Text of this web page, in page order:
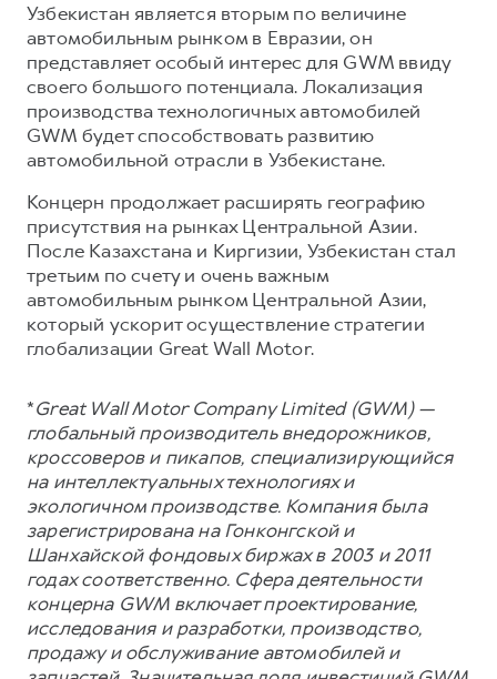
Узбекистан является вторым по величине
автомобильным рынком в Евразии, он
представляет особый интерес для GWM ввиду
своего большого потенциала. Локализация
производства технологичных автомобилей
GWM будет способствовать развитию
автомобильной отрасли в Узбекистане.
Концерн продолжает расширять географию
присутствия на рынках Центральной Азии.
После Казахстана и Киргизии, Узбекистан стал
третьим по счету и очень важным
автомобильным рынком Центральной Азии,
который ускорит осуществление стратегии
глобализации Great Wall Motor.
*Great Wall Motor Company Limited (GWM) —
глобальный производитель внедорожников,
кроссоверов и пикапов, специализирующийся
на интеллектуальных технологиях и
экологичном производстве. Компания была
зарегистрирована на Гонконгской и
Шанхайской фондовых биржах в 2003 и 2011
годах соответственно. Сфера деятельности
концерна GWM включает проектирование,
исследования и разработки, производство,
продажу и обслуживание автомобилей и